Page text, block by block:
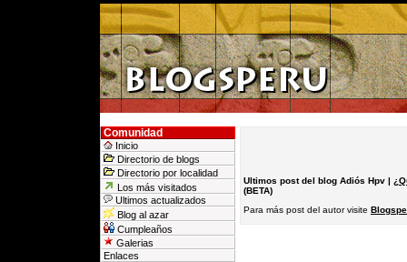
Comunidad
Inicio
Directorio de blogs
Directorio por localidad
Los más visitados
Ultimos actualizados
Blog al azar
Cumpleaños
Galerias
Enlaces
Ultimos post del blog Adiós Hpv |
(BETA)
Para más post del autor visite